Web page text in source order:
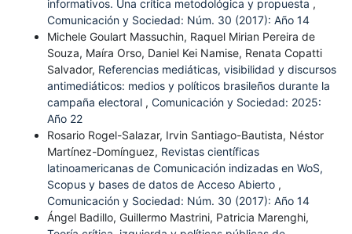
informativos. Una crítica metodológica y propuesta ,
Comunicación y Sociedad: Núm. 30 (2017): Año 14
Michele Goulart Massuchin, Raquel Mirian Pereira de
Souza, Maíra Orso, Daniel Kei Namise, Renata Copatti
Salvador, Referencias mediáticas, visibilidad y discursos
antimediáticos: medios y políticos brasileños durante la
campaña electoral , Comunicación y Sociedad: 2025:
Año 22
Rosario Rogel-Salazar, Irvin Santiago-Bautista, Néstor
Martínez-Domínguez, Revistas científicas
latinoamericanas de Comunicación indizadas en WoS,
Scopus y bases de datos de Acceso Abierto ,
Comunicación y Sociedad: Núm. 30 (2017): Año 14
Ángel Badillo, Guillermo Mastrini, Patricia Marenghi,